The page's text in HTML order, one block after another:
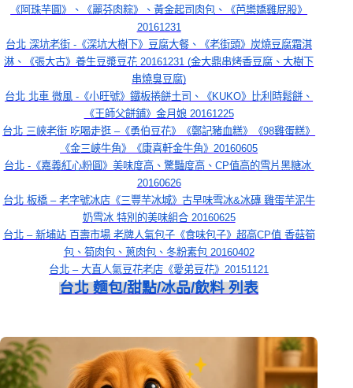
《阿珠芋圓》、《麗芬肉粽》、黃金起司肉包、《芭樂嬌雞屁股》
20161231
台北 深坑老街 -《深坑大樹下》豆腐大餐、《老街頭》炭燒豆腐霜淇
淋、《張大古》養生豆漿豆花 20161231 (金大鼎串烤香豆腐、大樹下
串燒臭豆腐)
台北 北車 微風 -《小旺號》鐵板捲餅土司、《KUKO》比利時鬆餅、
《王師父餅鋪》金月娘 20161225
台北 三峽老街 吃喝走逛 –《勇伯豆花》《鄭記豬血糕》《98雞蛋糕》
《金三峽牛角》《康喜軒金牛角》20160605
台北 -《嘉義紅心粉圓》美味度高、驚豔度高、CP值高的雪片黑糖冰
20160626
台北 板橋 – 老字號冰店《三豐芋冰城》古早味雪冰&冰磚 雞蛋芋泥牛
奶雪冰 特別的美味組合 20160625
台北 – 新埔站 百壽市場 老牌人氣包子《食味包子》超高CP值 香菇筍
包、筍肉包、蔥肉包、冬粉素包 20160402
台北 – 大直人氣豆花老店《愛弟豆花》20151121
台北 麵包/甜點/冰品/飲料 列表